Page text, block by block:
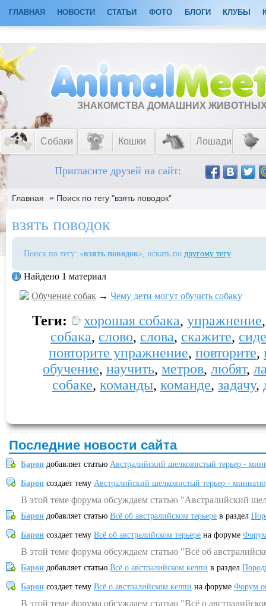
ГЛАВНАЯ НОВОСТИ СТАТЬИ ФОТО БЛОГИ КЛУБЫ
ЗНАКОМСТВА ДОМАШНИХ
Собаки Кошки Лошади
Пригласите друзей на сайт:
Главная » Поиск по тегу "взять поводок"
взять поводок
Поиск по тегу: «взять поводок», искать по другому тегу
Найдено 1 материал
Обучение собак → Чему дети могут обучить собаку
Теги: хорошая собака, упражнение
собака, слово, слова, скажите,
повторите упражнение, повторите,
обучение, научить, метров, любят,
собаке, команды, команде, задачу,
Последние новости сайта
Барон добавляет статью Австралийский шелковистый терьер -
Барон создает тему Австралийский шелковистый терьер -
В этой теме форума обсуждаем статью "Австралийский
Барон добавляет статью Всё об австралийском терьере в раздел
Барон создает тему Всё об австралийском терьере на форуме
В этой теме форума обсуждаем статью "Всё об
Барон добавляет статью Всё о австралийском келпи в раздел
Барон создает тему Всё о австралийском келпи на форуме Форум
В этой теме форума обсуждаем статью "Всё о